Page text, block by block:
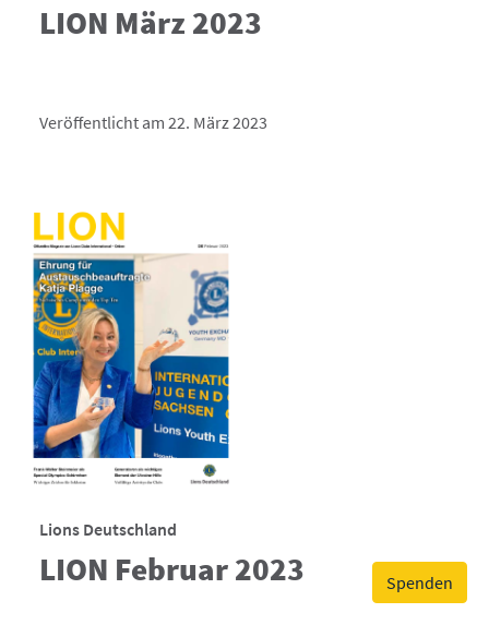
Spenden
LION März 2023
Veröffentlicht am 22. März 2023
Lions Deutschland
LION Februar 2023